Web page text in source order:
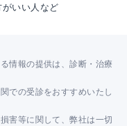
いい人など
情報の提供は、診断・治療
での受診をおすすめいたし
害等に関して、弊社は一切